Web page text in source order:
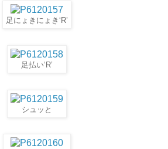
足にょきにょき‘R’
足払い‘R’
シュッと